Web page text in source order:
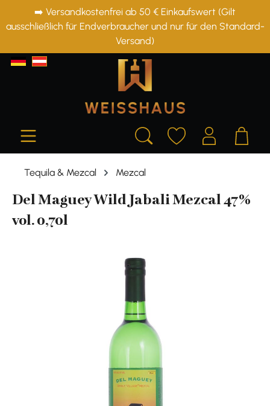
springen
➡️ Versandkostenfrei ab 50 € Einkaufswert (Gilt
ausschließlich für Endverbraucher und nur für den Standard-
Versand)
Tequila & Mezcal Mezcal
Del Maguey Wild Jabali Mezcal 47%
vol. 0,70l